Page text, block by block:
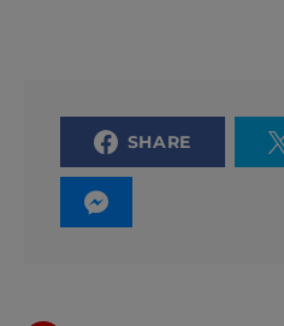
SHARE